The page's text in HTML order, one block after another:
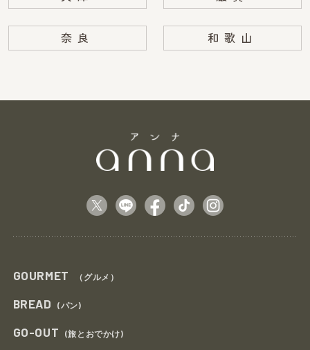
奈良 和歌山
GOURMET （グルメ）
BREAD (パン)
GO-OUT (旅とおでかけ)